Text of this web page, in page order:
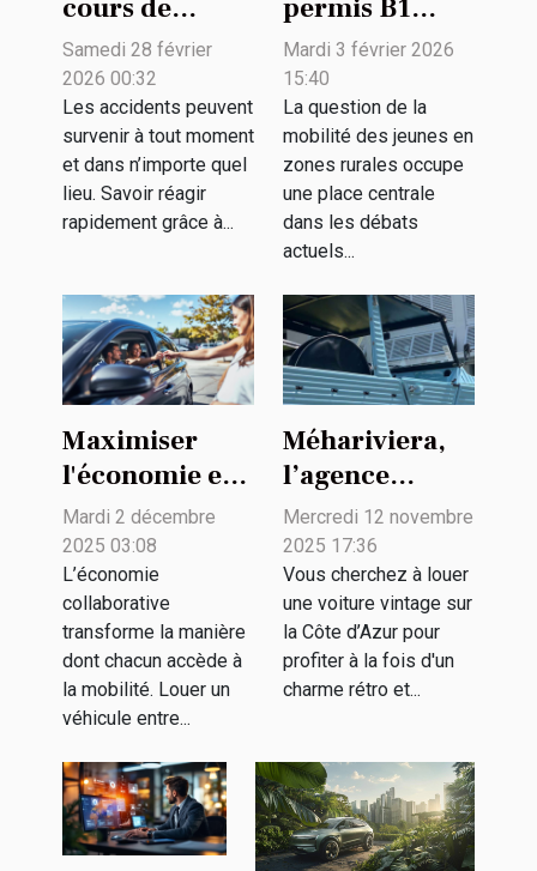
cours de
premiers
secours
peuvent sauver
des vies ?
Samedi 28 février
2026 00:32
Les accidents peuvent
survenir à tout moment
et dans n’importe quel
lieu. Savoir réagir
rapidement grâce à...
permis B1
facilite-t-il la
mobilité des
jeunes en
zones rurales
?
Mardi 3 février 2026
15:40
La question de la
mobilité des jeunes en
zones rurales occupe
une place centrale
dans les débats
actuels...
Maximiser
l'économie en
louant des
véhicules
entre
particuliers
Mardi 2 décembre
2025 03:08
L’économie
collaborative
transforme la manière
dont chacun accède à
la mobilité. Louer un
véhicule entre...
Méhariviera,
l’agence
spécialisée
dans la
location de
voitures
vintage
Mercredi 12 novembre
2025 17:36
Vous cherchez à louer
une voiture vintage sur
la Côte d’Azur pour
profiter à la fois d'un
charme rétro et...